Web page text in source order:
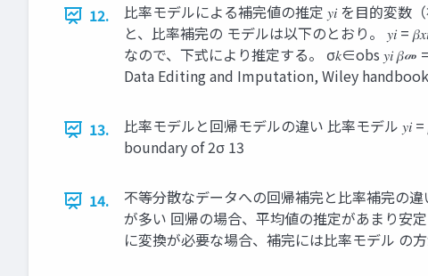
12.
比率モデルによる補完値の推定 𝑦𝑖 を目的変数
と、比率補完の モデルは以下のとおり。 𝑦𝑖 =
なので、下式により推定する。 σ𝑘∈obs 𝑦𝑖 𝛽መ
Data Editing and Imputation, Wiley
13.
比率モデルと回帰モデルの違い 比率モデル 𝑦𝑖 =
boundary of 2σ 13
14.
不等分散なデータへの回帰補完と比率補完の
が多い 回帰の場合、平均値の推定があまり安定
に変換が必要な場合、補完には比率モデル の